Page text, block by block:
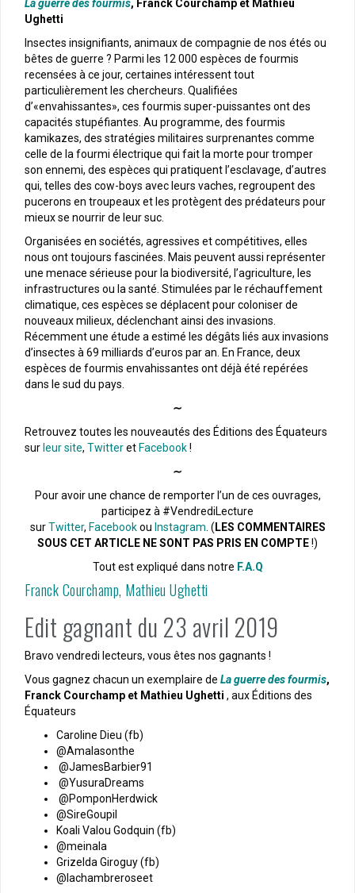
La guerre des fourmis, Franck Courchamp et Mathieu
Ughetti
Insectes insignifiants, animaux de compagnie de nos étés ou
bêtes de guerre ? Parmi les 12 000 espèces de fourmis
recensées à ce jour, certaines intéressent tout
particulièrement les chercheurs. Qualifiées
d’«envahissantes», ces fourmis super-puissantes ont des
capacités stupéfiantes. Au programme, des fourmis
kamikazes, des stratégies militaires surprenantes comme
celle de la fourmi électrique qui fait la morte pour tromper
son ennemi, des espèces qui pratiquent l’esclavage, d’autres
qui, telles des cow-boys avec leurs vaches, regroupent des
pucerons en troupeaux et les protègent des prédateurs pour
mieux se nourrir de leur suc.
Organisées en sociétés, agressives et compétitives, elles
nous ont toujours fascinées. Mais peuvent aussi représenter
une menace sérieuse pour la biodiversité, l’agriculture, les
infrastructures ou la santé. Stimulées par le réchauffement
climatique, ces espèces se déplacent pour coloniser de
nouveaux milieux, déclenchant ainsi des invasions.
Récemment une étude a estimé les dégâts liés aux invasions
d’insectes à 69 milliards d’euros par an. En France, deux
espèces de fourmis envahissantes ont déjà été repérées
dans le sud du pays.
∼
Retrouvez toutes les nouveautés des Éditions des Équateurs
sur leur site, Twitteret Facebook!
∼
Pour avoir une chance de remporter l’un de ces ouvrages,
participez à #VendrediLecture
surTwitter, Facebookou Instagram. ( LES COMMENTAIRES
SOUS CET ARTICLE NE SONT PAS PRIS EN COMPTE!)
Tout est expliqué dans notre F.A.Q
Franck Courchamp, Mathieu Ughetti
Edit gagnant du 23 avril 2019
Bravo vendredi lecteurs, vous êtes nos gagnants !
Vous gagnez chacun un exemplaire de La guerre des fourmis,
Franck Courchamp et Mathieu Ughetti , aux Éditions des
Équateurs
Caroline Dieu (fb)
@Amalasonthe
@JamesBarbier91
@YusuraDreams
@PomponHerdwick
@SireGoupil
Koali Valou Godquin (fb)
@meinala
Grizelda Giroguy (fb)
@lachambreroseet